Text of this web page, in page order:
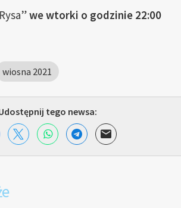
we wtorki o godzinie 22:00
wiosna 2021
tego newsa: